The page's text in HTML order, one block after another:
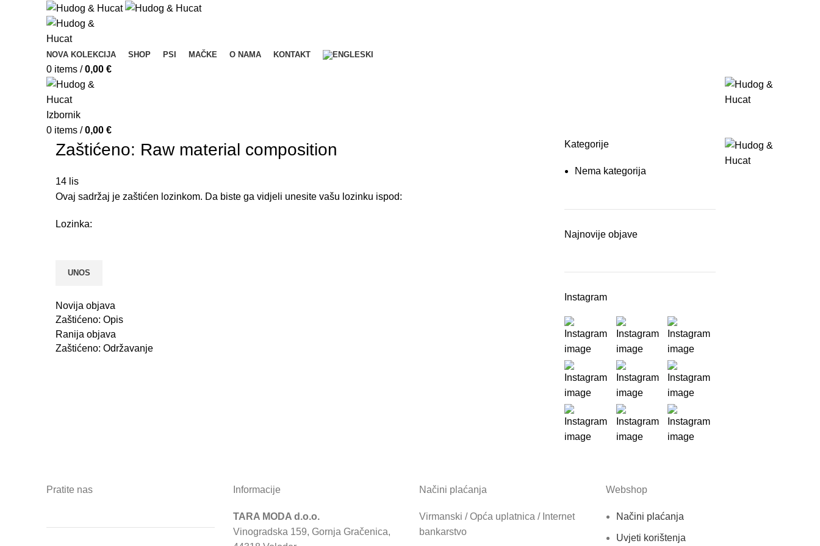
NOVA KOLEKCIJA SHOP PSI MAČKE O NAMA KONTAKT
0 items / 0,00 €
Izbornik
0 items / 0,00 €
Zaštićeno: Raw material composition
14 lis
Ovaj sadržaj je zaštićen lozinkom. Da biste ga vidjeli unesite vašu lozinku ispod:
Lozinka:
Novija objava
Zaštićeno: Opis
Ranija objava
Zaštićeno: Održavanje
Kategorije
Nema kategorija
Najnovije objave
Instagram
Pratite nas Informacije
TARA MODA d.o.o.
Vinogradska 159, Gornja Gračenica,
Načini plaćanja
Virmanski / Opća uplatnica / Internet
bankarstvo
Webshop
Načini plaćanja
Uvjeti korištenja